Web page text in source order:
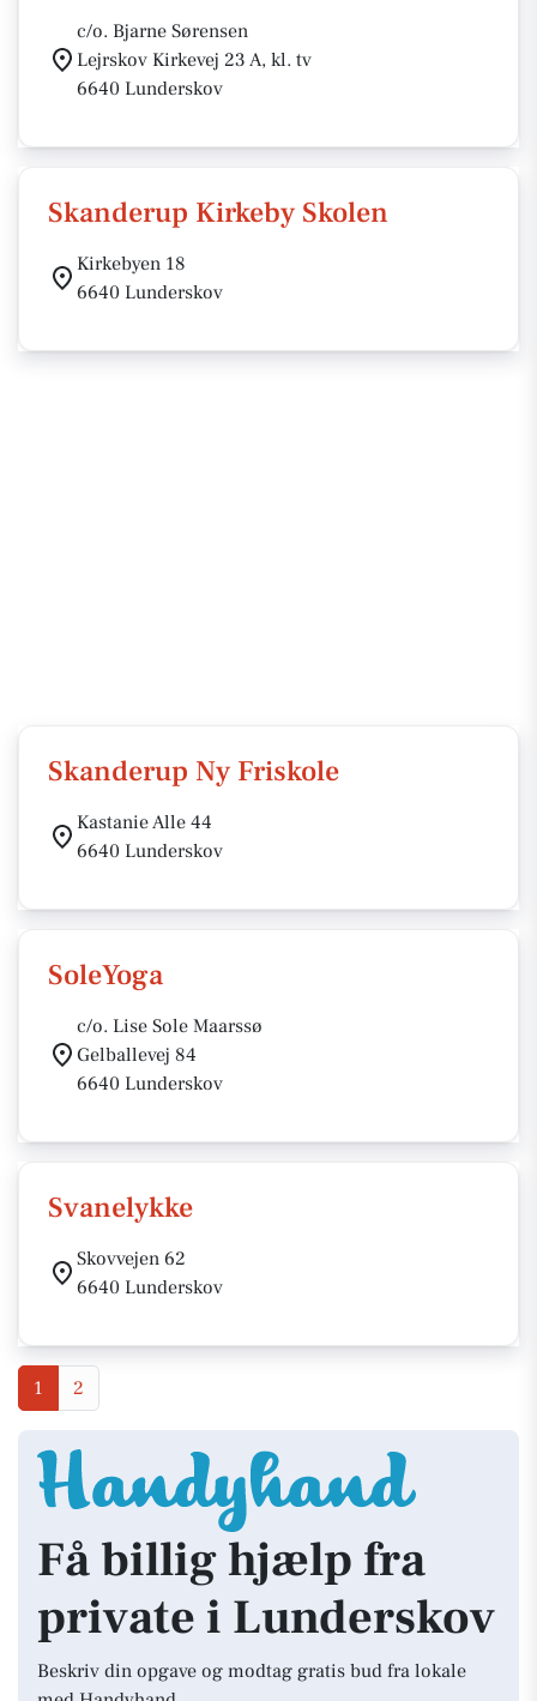
c/o. Bjarne Sørensen
Lejrskov Kirkevej 23 A, kl. tv
6640 Lunderskov
Skanderup Kirkeby Skolen
Kirkebyen 18
6640 Lunderskov
Skanderup Ny Friskole
Kastanie Alle 44
6640 Lunderskov
SoleYoga
c/o. Lise Sole Maarssø
Gelballevej 84
6640 Lunderskov
Svanelykke
Skovvejen 62
6640 Lunderskov
1 2
Få billig hjælp fra
private i Lunderskov
Beskriv din opgave og modtag gratis bud fra lokale